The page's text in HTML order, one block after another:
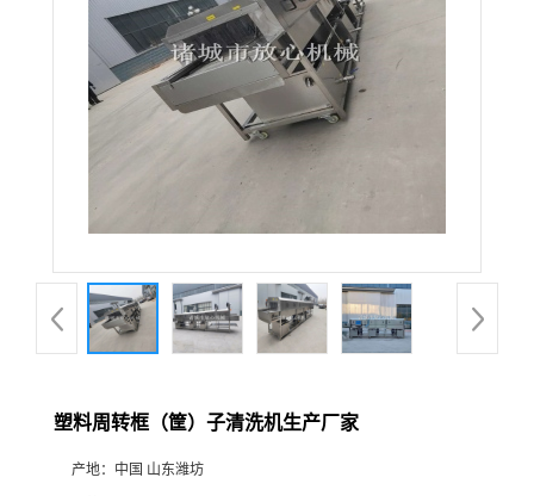
塑料周转框（筐）子清洗机生产厂家
产地： 中国 山东潍坊